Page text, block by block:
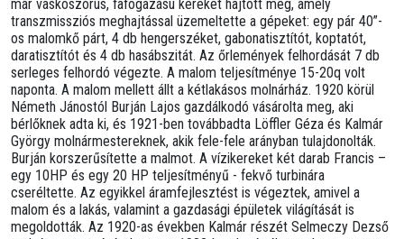
már vaskoszorús, fafogazású kereket hajtott meg, amely
transzmissziós meghajtással üzemeltette a gépeket: egy pár 40”-
os malomkő párt, 4 db hengerszéket, gabonatisztítót, koptatót,
daratisztítót és 4 db hasábszitát. Az őrlemények felhordását 7 db
serleges felhordó végezte. A malom teljesítménye 15-20q volt
naponta. A malom mellett állt a kétlakásos molnárház. 1920 körül
Németh Jánostól Burján Lajos gazdálkodó vásárolta meg, aki
bérlőknek adta ki, és 1921-ben továbbadta Löffler Géza és Kalmár
György molnármestereknek, akik fele-fele arányban tulajdonolták.
Burján korszerűsítette a malmot. A vízikereket két darab Francis –
egy 10HP és egy 20 HP teljesítményű - fekvő turbinára
cseréltette. Az egyikkel áramfejlesztést is végeztek, amivel a
malom és a lakás, valamint a gazdasági épületek világítását is
megoldották. Az 1920-as években Kalmár részét Selmeczy Dezső